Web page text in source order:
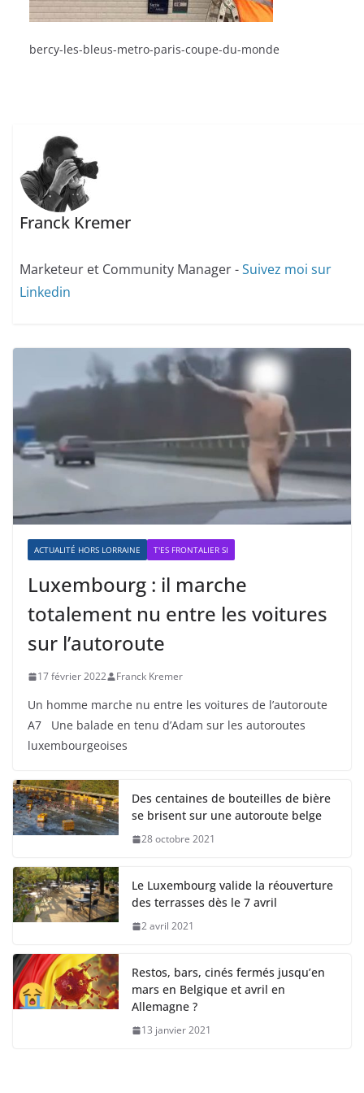
bercy-les-bleus-metro-paris-coupe-du-monde
Franck Kremer
Marketeur et Community Manager -Suivez moi sur
Linkedin
ACTUALITÉ HORS LORRAINE T'ES FRONTALIER SI
Luxembourg : il marche
totalement nu entre les voitures
sur l’autoroute
17 février 2022 Franck Kremer
Un homme marche nu entre les voitures de l’autoroute
A7 Une balade en tenu d’Adam sur les autoroutes
luxembourgeoises
Des centaines de bouteilles de bière
se brisent sur une autoroute belge
28 octobre 2021
Le Luxembourg valide la réouverture
des terrasses dès le 7 avril
2 avril 2021
Restos, bars, cinés fermés jusqu’en
mars en Belgique et avril en
Allemagne ?
13 janvier 2021